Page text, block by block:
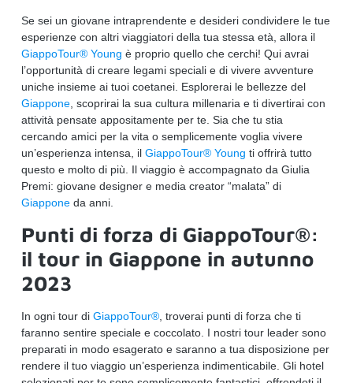
Se sei un giovane intraprendente e desideri condividere le tue
esperienze con altri viaggiatori della tua stessa età, allora il
GiappoTour® Young è proprio quello che cerchi! Qui avrai
l’opportunità di creare legami speciali e di vivere avventure
uniche insieme ai tuoi coetanei. Esplorerai le bellezze del
Giappone , scoprirai la sua cultura millenaria e ti divertirai con
attività pensate appositamente per te. Sia che tu stia
cercando amici per la vita o semplicemente voglia vivere
un’esperienza intensa, il GiappoTour® Young ti offrirà tutto
questo e molto di più. Il viaggio è accompagnato da Giulia
Premi: giovane designer e media creator “malata” di
Giappone da anni.
Punti di forza di GiappoTour®:
il tour in Giappone in autunno
2023
In ogni tour di GiappoTour® , troverai punti di forza che ti
faranno sentire speciale e coccolato. I nostri tour leader sono
preparati in modo esagerato e saranno a tua disposizione per
rendere il tuo viaggio un’esperienza indimenticabile. Gli hotel